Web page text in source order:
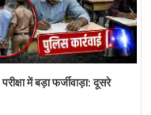
में बड़ा फर्जीवाड़ा: दूसरे